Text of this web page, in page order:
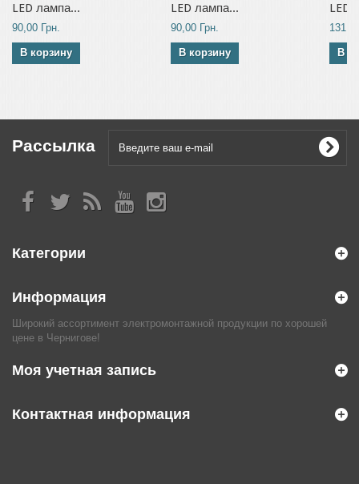
LED лампа...
90,00 Грн.
В корзину
LED лампа...
90,00 Грн.
В корзину
LED
В
Рассылка
Категории
Информация
Широкий ассортимент электромонтажной продукции по хорошей
цене в Чернигове!
Моя учетная запись
Контактная информация